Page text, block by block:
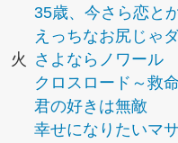
35歳、今さら恋と
えっちなお尻じゃ
火
さよならノワール
クロスロード～救
君の好きは無敵
幸せになりたいマ